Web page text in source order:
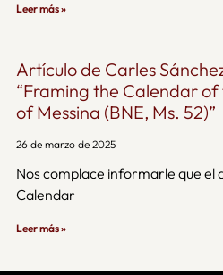
Leer más »
Artículo de Carles
“Framing the Calendar
of Messina (BNE, Ms. 52)”
26 de marzo de 2025
Nos complace informarle que el
Calendar
Leer más »